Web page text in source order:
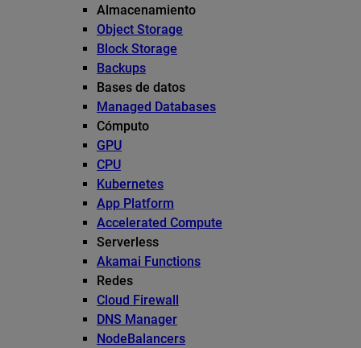
Almacenamiento
Object Storage
Block Storage
Backups
Bases de datos
Managed Databases
Cómputo
GPU
CPU
Kubernetes
App Platform
Accelerated Compute
Serverless
Akamai Functions
Redes
Cloud Firewall
DNS Manager
NodeBalancers